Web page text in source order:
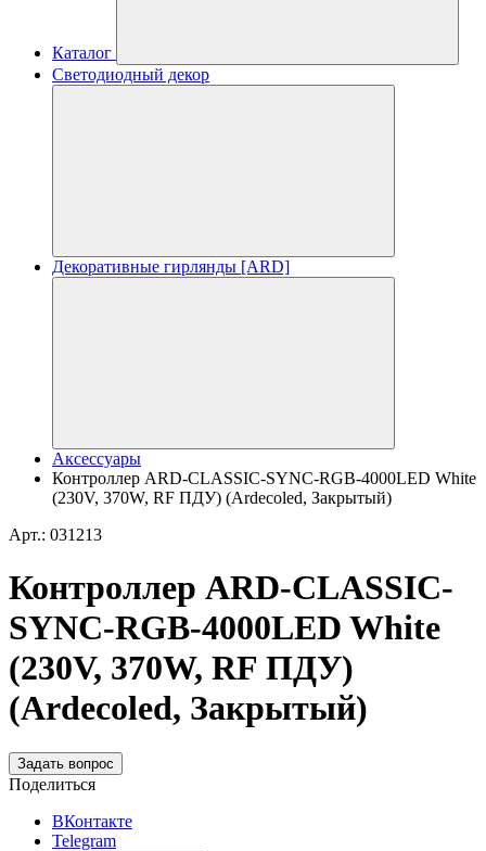
Каталог
Светодиодный декор
Декоративные гирлянды [ARD]
Аксессуары
Контроллер ARD-CLASSIC-SYNC-RGB-4000LED White
(230V, 370W, RF ПДУ) (Ardecoled, Закрытый)
Арт.: 031213
Контроллер ARD-CLASSIC-
SYNC-RGB-4000LED White
(230V, 370W, RF ПДУ)
(Ardecoled, Закрытый)
Задать вопрос
Поделиться
ВКонтакте
Telegram